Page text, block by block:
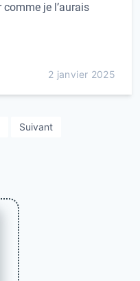
je l’aurais
2 janvier 2025
Suivant